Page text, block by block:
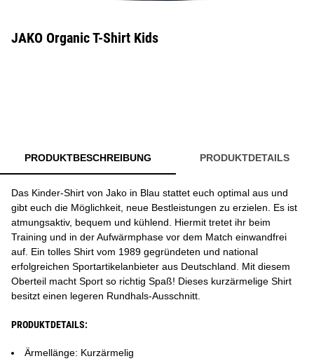
JAKO Organic T-Shirt Kids
PRODUKTBESCHREIBUNG PRODUKTDETAILS
Das Kinder-Shirt von Jako in Blau stattet euch optimal aus und
gibt euch die Möglichkeit, neue Bestleistungen zu erzielen. Es ist
atmungsaktiv, bequem und kühlend. Hiermit tretet ihr beim
Training und in der Aufwärmphase vor dem Match einwandfrei
auf. Ein tolles Shirt vom 1989 gegründeten und national
erfolgreichen Sportartikelanbieter aus Deutschland. Mit diesem
Oberteil macht Sport so richtig Spaß! Dieses kurzärmelige Shirt
besitzt einen legeren Rundhals-Ausschnitt.
PRODUKTDETAILS:
Ärmellänge: Kurzärmelig